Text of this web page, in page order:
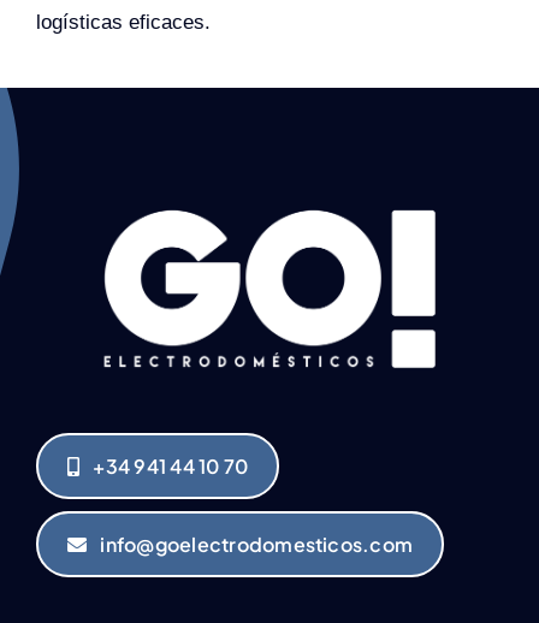
logísticas eficaces.
+34 941 44 10 70
info@goelectrodomesticos.com